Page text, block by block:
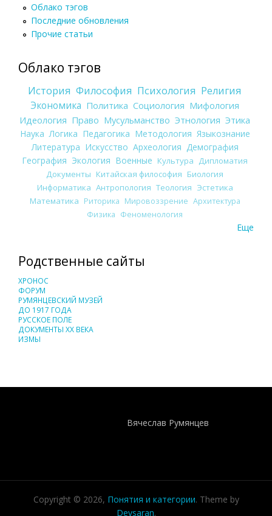
Облако тэгов
Последние обновления
Прочие статьи
Облако тэгов
История Философия Психология Религия
Экономика Политика Социология Мифология
Идеология Право Мусульманство Этнология Этика
Наука Логика Педагогика Методология Языкознание
Литература Искусство Археология Демография
География Экология Военные Культура
Дипломатия
Документы Китайская философия Биология
Информатика Антропология Теология Эстетика
Математика Риторика Мировоззрение Архитектура
Физика Феноменология
Еще
Родственные сайты
ХРОНОС
ФОРУМ
РУМЯНЦЕВСКИЙ МУЗЕЙ
ДО 1917 ГОДА
РУССКОЕ ПОЛЕ
ДОКУМЕНТЫ XX ВЕКА
ИЗМЫ
Вячеслав Румянцев
Copyright © 2026, Понятия и категории. Theme by
Devsaran.